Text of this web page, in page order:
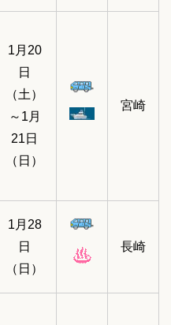
1月20
日
（土）
～1月
21日
（日）
宮崎
1月28
日
（日）
長崎